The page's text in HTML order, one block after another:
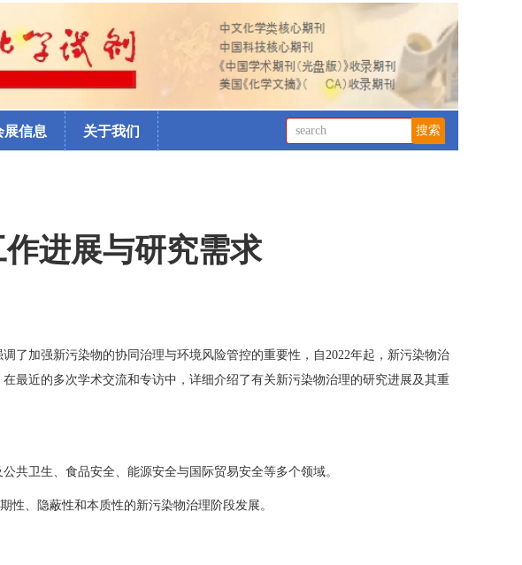
展信息 关于我们
进展与研究需求
了加强新污染物的协同治理与环境风险管控的重要性，自2022年起，新污染物治
最近的多次学术交流和专访中，详细介绍了有关新污染物治理的研究进展及其重
共卫生、食品安全、能源安全与国际贸易安全等多个领域。
性、隐蔽性和本质性的新污染物治理阶段发展。